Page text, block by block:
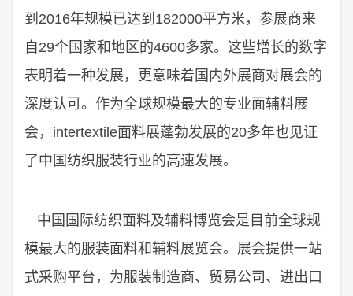
到2016年规模已达到182000平方米，参展商来
自29个国家和地区的4600多家。这些增长的数字
表明着一种发展，更意味着国内外展商对展会的
深度认可。作为全球规模最大的专业面辅料展
会，intertextile面料展蓬勃发展的20多年也见证
了中国纺织服装行业的高速发展。
中国国际纺织面料及辅料博览会是目前全球规
模最大的服装面料和辅料展览会。展会提供一站
式采购平台，为服装制造商、贸易公司、进出口